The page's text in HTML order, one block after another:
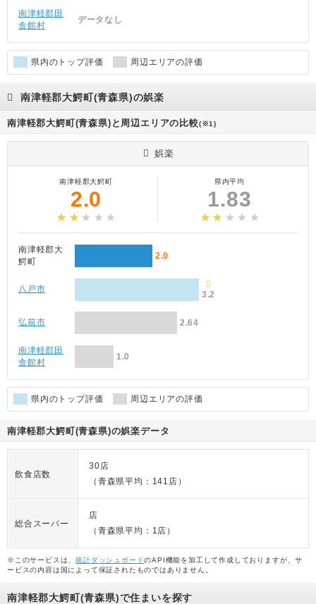
南津軽郡田
舎館村
データなし
県内のトップ評価 周辺エリアの評価
南津軽郡大鰐町(青森県)の娯楽
南津軽郡大鰐町(青森県)と周辺エリアの比較(※1)
娯楽
南津軽郡大鰐町
2.0
県内平均
1.83
南津軽郡大
鰐町
2.0
八戸市
3.2
弘前市 2.64
南津軽郡田
舎館村
1.0
県内のトップ評価 周辺エリアの評価
南津軽郡大鰐町(青森県)の娯楽データ
飲食店数
30店
（青森県平均：141店）
総合スーパー
店
（青森県平均：1店）
※このサービスは、統計ダッシュボードのAPI機能を加工して作成しておりますが、サ
ービスの内容は国によって保証されたものではありません。
南津軽郡大鰐町(青森県)で住まいを探す